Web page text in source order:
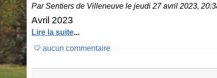
Par Sentiers de Villeneuve le jeudi 27 avril 2023,
Avril 2023
Lire la suite...
aucun commentaire